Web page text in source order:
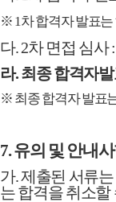
※ 1차 합격자 발표는
다. 2차 면접 심사
라. 최종 합격자발
※ 최종 합격자 발표
7. 유의 및 안내
가.제출된 서류
는합격을 취소할